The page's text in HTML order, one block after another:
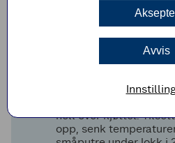
Ha finhakket løk,
gryta og la det surre
til løken er blank og
Legg kjøttbitene
melet fordeler seg jevnt.
hell over kjøttet.
opp, senk
Avvis